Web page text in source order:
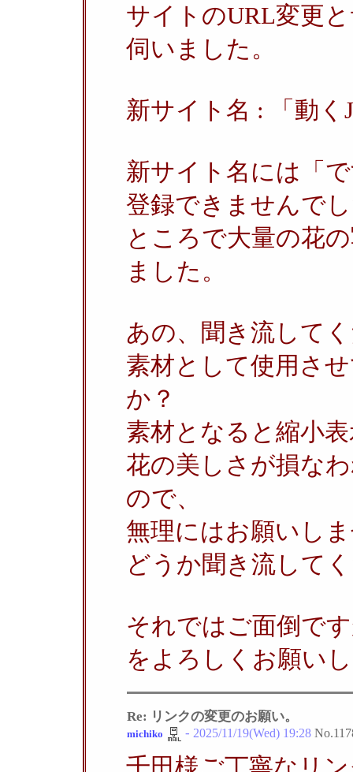
サイトのURL変更
伺いました。
新サイト名 : 「動く
新サイト名には「
登録できませんで
ところで大量の花
ました。
あの、聞き流して
素材として使用さ
か？
素材となると縮小
花の美しさが損な
ので、
無理にはお願いし
どうか聞き流して
それではご面倒で
をよろしくお願い
Re: リンクの変更のお願い。
michiko - 2025/11/19(Wed) 19:28 No.